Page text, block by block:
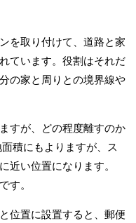
を取り付けて、道路と家
ています。役割はそれだ
の家と周りとの境界線や
すが、どの程度離すのか
積にもよりますが、ス
近い位置になります。
す。
位置に設置すると、郵便